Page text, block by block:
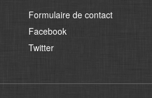
Formulaire de contact
Facebook
Twitter